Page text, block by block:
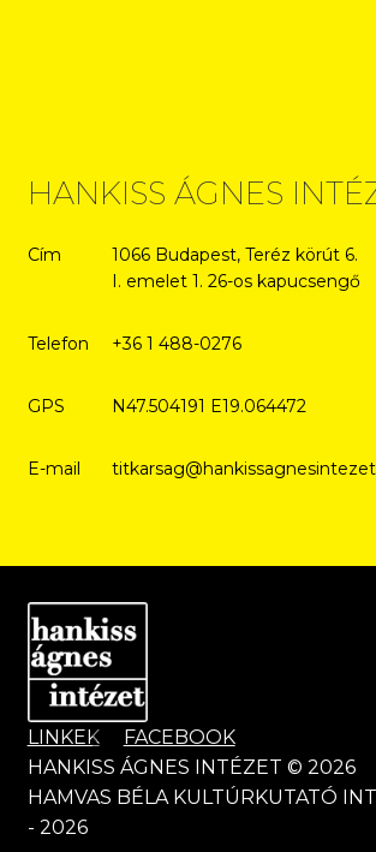
HANKISS ÁGNES
Cím
1066 Budapest, Teréz körút 6.
I. emelet 1. 26-os kapucsengő
Telefon +36 1 488-0276
GPS N47.504191 E19.064472
E-mail
LINKEK
FACEBOOK
HANKISS ÁGNES INTÉZET © 2026
HAMVAS BÉLA KULTÚRKUTATÓ
- 2026